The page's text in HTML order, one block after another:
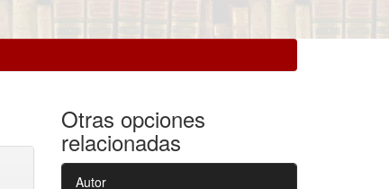
Otras opciones
relacionadas
Autor